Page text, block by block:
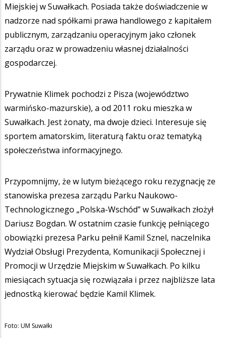
Miejskiej w Suwałkach. Posiada także doświadczenie w
nadzorze nad spółkami prawa handlowego z kapitałem
publicznym, zarządzaniu operacyjnym jako członek
zarządu oraz w prowadzeniu własnej działalności
gospodarczej.
Prywatnie Klimek pochodzi z Pisza (województwo
warmińsko-mazurskie), a od 2011 roku mieszka w
Suwałkach. Jest żonaty, ma dwoje dzieci. Interesuje się
sportem amatorskim, literaturą faktu oraz tematyką
społeczeństwa informacyjnego.
Przypomnijmy, że w lutym bieżącego roku rezygnację ze
stanowiska prezesa zarządu Parku Naukowo-
Technologicznego „Polska-Wschód” w Suwałkach złożył
Dariusz Bogdan. W ostatnim czasie funkcję pełniącego
obowiązki prezesa Parku pełnił Kamil Sznel, naczelnika
Wydział Obsługi Prezydenta, Komunikacji Społecznej i
Promocji w Urzędzie Miejskim w Suwałkach. Po kilku
miesiącach sytuacja się rozwiązała i przez najbliższe lata
jednostką kierować będzie Kamil Klimek.
Foto: UM Suwałki